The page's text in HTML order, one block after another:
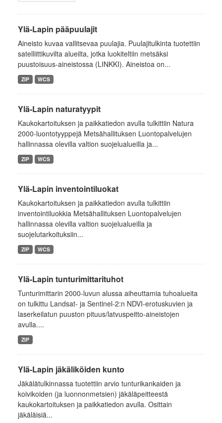
Ylä-Lapin pääpuulajit
Aineisto kuvaa vallitsevaa puulajia. Puulajitulkinta tuotettiin
satelliittikuvilta alueilta, jotka luokiteltiin metsäksi
puustoisuus-aineistossa (LINKKI). Aineistoa on...
ZIP WCS
Ylä-Lapin naturatyypit
Kaukokartoituksen ja paikkatiedon avulla tulkittiin Natura
2000-luontotyyppejä Metsähallituksen Luontopalvelujen
hallinnassa olevilla valtion suojelualueilla ja...
ZIP WCS
Ylä-Lapin inventointiluokat
Kaukokartoituksen ja paikkatiedon avulla tulkittiin
inventointiluokkia Metsähallituksen Luontopalvelujen
hallinnassa olevilla valtion suojelualueilla ja
suojelutarkoituksiin...
ZIP WCS
Ylä-Lapin tunturimittarituhot
Tunturimittarin 2000-luvun alussa aiheuttamia tuhoalueita
on tulkittu Landsat- ja Sentinel-2:n NDVI-erotuskuvien ja
laserkeilatun puuston pituus/latvuspeitto-aineistojen
avulla....
ZIP
Ylä-Lapin jäkäliköiden kunto
Jäkälätulkinnassa tuotettiin arvio tunturikankaiden ja
koivikoiden (ja luonnonmetsien) jäkäläpeitteestä
kaukokartoituksen ja paikkatiedon avulla. Osittain
jäkäläisiä...